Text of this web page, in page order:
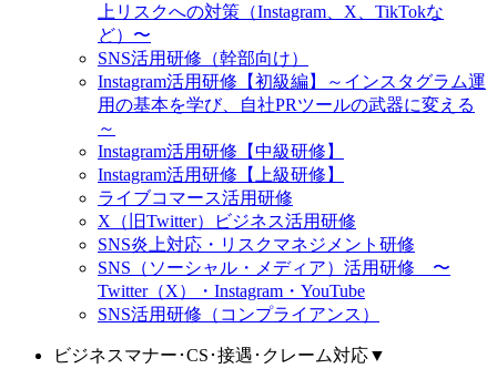
上リスクへの対策（Instagram、X、TikTokな
ど）〜
SNS活用研修（幹部向け）
Instagram活用研修【初級編】～インスタグラム運
用の基本を学び、自社PRツールの武器に変える
～
Instagram活用研修【中級研修】
Instagram活用研修【上級研修】
ライブコマース活用研修
X（旧Twitter）ビジネス活用研修
SNS炎上対応・リスクマネジメント研修
SNS（ソーシャル・メディア）活用研修 〜
Twitter（X）・Instagram・YouTube
SNS活用研修（コンプライアンス）
ビジネスマナー･CS･接遇･クレーム対応▼